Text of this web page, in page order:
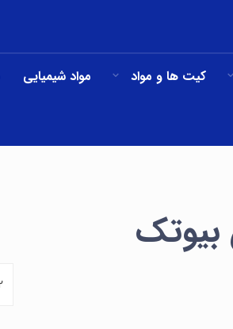
کیت ها و مواد مواد شیمیایی
بیوتک